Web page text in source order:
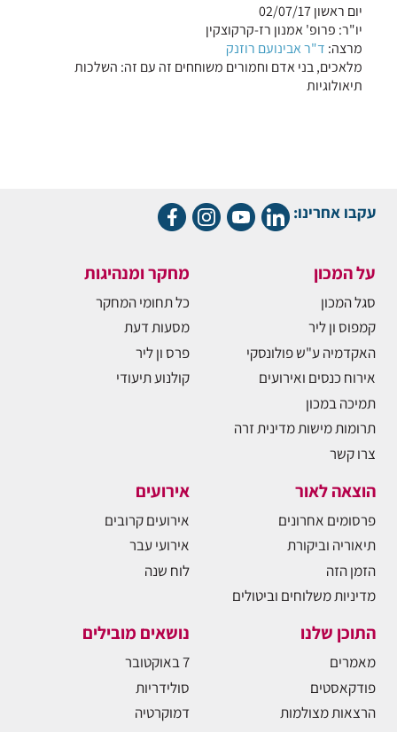
יום ראשון 02/07/17
יו"ר: פרופ' אמנון רז-קרקוצקין
מרצה: ד"ר אבינועם רוזנק
מלאכים, בני אדם וחמורים משוחחים זה עם זה: השלכות
תיאולוגיות
עקבו אחרינו:
על המכון
סגל המכון
קמפוס ון ליר
האקדמיה ע"ש פולונסקי
אירוח כנסים ואירועים
תמיכה במכון
תרומות מישות מדינית זרה
צרו קשר
מחקר ומנהיגות
כל תחומי המחקר
מסעות דעת
פרס ון ליר
קולנוע תיעודי
הוצאה לאור
פרסומים אחרונים
תיאוריה וביקורת
הזמן הזה
מדיניות משלוחים וביטולים
אירועים
אירועים קרובים
אירועי עבר
לוח שנה
התוכן שלנו
מאמרים
פודקאסטים
הרצאות מצולמות
נושאים מובילים
7 באוקטובר
סולידריות
דמוקרטיה